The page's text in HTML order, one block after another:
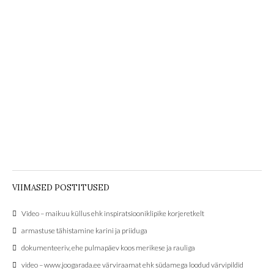
VIIMASED POSTITUSED
Video – maikuu küllus ehk inspiratsiooniklipike korjeretkelt
armastuse tähistamine karini ja priiduga
dokumenteeriv, ehe pulmapäev koos merikese ja rauliga
video – www.joogarada.ee värviraamat ehk südamega loodud värvipildid